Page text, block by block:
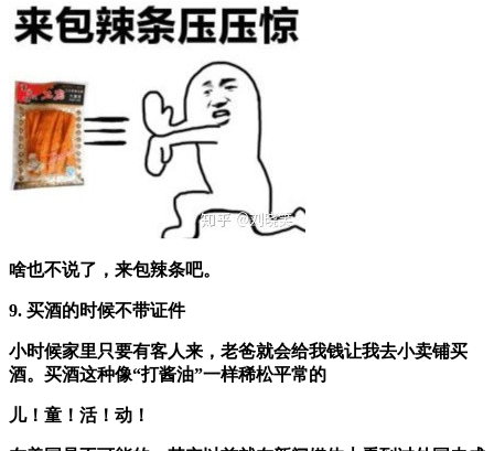
啥也不说了，来包辣条吧。
9. 买酒的时候不带证件
小时候家里只要有客人来，老爸就会给我钱让我去小卖铺买
酒。买酒这种像“打酱油”一样稀松平常的
儿！童！活！动！